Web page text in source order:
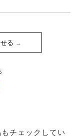
る
チェックしてい